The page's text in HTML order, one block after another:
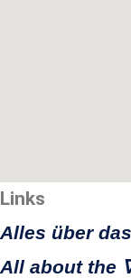
Links
Alles über
All about the